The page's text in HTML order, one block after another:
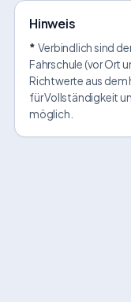
Hinweis
* Verbindlich sind
Fahrschule (vor Ort
Richtwerte aus
für Vollständigkeit
möglich.